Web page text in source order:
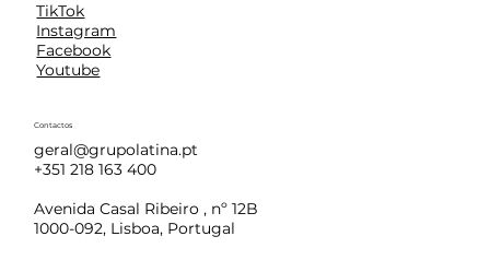
TikTok
Instagram
Facebook
Youtube
Contactos
geral@grupolatina.pt
+351 218 163 400
Avenida Casal Ribeiro , nº 12B
1000-092, Lisboa, Portugal